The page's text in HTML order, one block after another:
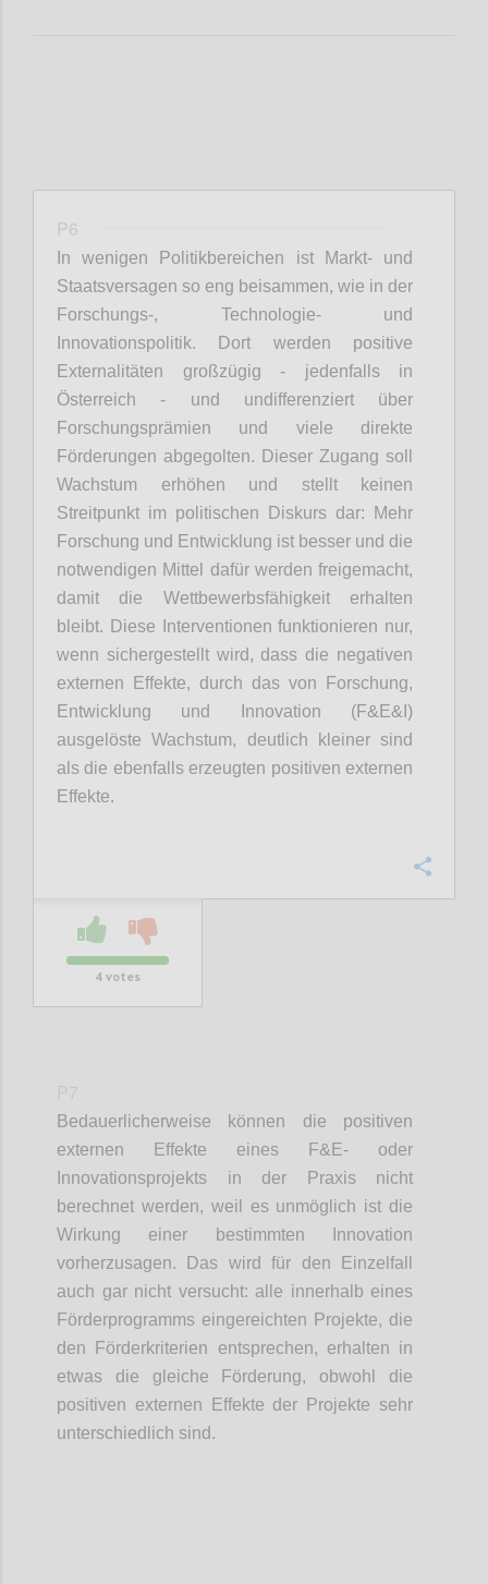
P6
In wenigen Politikbereichen ist Markt- und
Staatsversagen so eng beisammen, wie in der
Forschungs-, Technologie- und
Innovationspolitik. Dort werden positive
Externalitäten großzügig - jedenfalls in
Österreich - und undifferenziert über
Forschungsprämien und viele direkte
Förderungen abgegolten. Dieser Zugang soll
Wachstum erhöhen und stellt keinen
Streitpunkt im politischen Diskurs dar: Mehr
Forschung und Entwicklung ist besser und die
notwendigen Mittel dafür werden freigemacht,
damit die Wettbewerbsfähigkeit erhalten
bleibt. Diese Interventionen funktionieren nur,
wenn sichergestellt wird, dass die negativen
externen Effekte, durch das von Forschung,
Entwicklung und Innovation (F&E&I)
ausgelöste Wachstum, deutlich kleiner sind
als die ebenfalls erzeugten positiven externen
Effekte.
4 votes
Bedauerlicherweise können die positiven
externen Effekte eines F&E- oder
Innovationsprojekts in der Praxis nicht
berechnet werden, weil es unmöglich ist die
Wirkung einer bestimmten Innovation
vorherzusagen. Das wird für den Einzelfall
auch gar nicht versucht: alle innerhalb eines
Förderprogramms eingereichten Projekte, die
den Förderkriterien entsprechen, erhalten in
etwas die gleiche Förderung, obwohl die
positiven externen Effekte der Projekte sehr
unterschiedlich sind.